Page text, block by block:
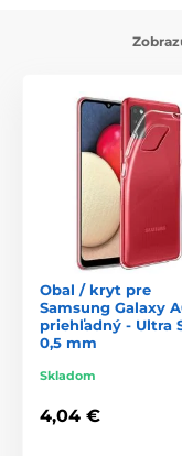
Obal / kryt pre
Samsung Galaxy
priehľadný - Ultra
0,5 mm
Skladom
4,04 €